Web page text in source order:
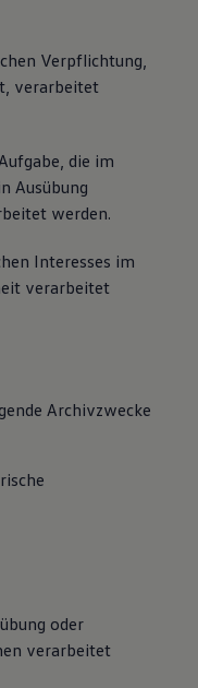
Verpflichtung,
verarbeitet
die im
Ausübung
werden.
Interesses im
verarbeitet
Archivzwecke
oder
verarbeitet